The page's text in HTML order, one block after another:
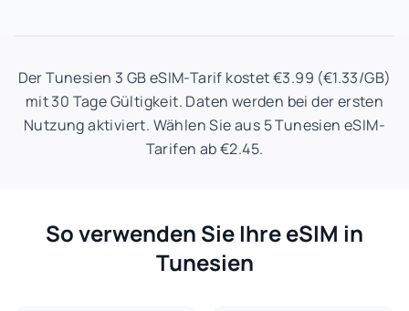
Der Tunesien 3 GB eSIM-Tarif kostet €3.99 (€1.33/GB)
mit 30 Tage Gültigkeit. Daten werden bei der ersten
Nutzung aktiviert. Wählen Sie aus 5 Tunesien eSIM-
Tarifen ab €2.45.
So verwenden Sie Ihre eSIM in
Tunesien